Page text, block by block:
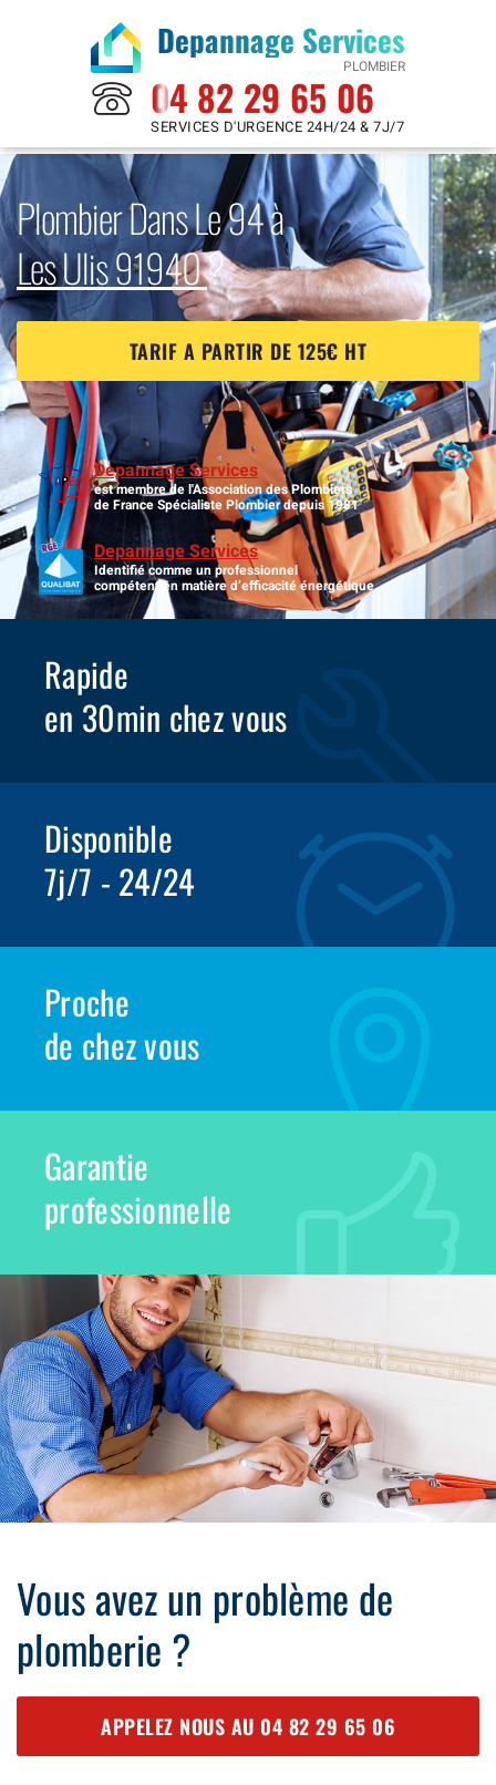
Depannage Services
PLOMBIER
04 82 29 65 06
SERVICES D'URGENCE 24H/24 & 7J/7
Plombier Dans Le 94 à
Les Ulis 91940?
TARIF A PARTIR DE 125€ HT
Depannage Services
est membre de l'Association des Plombiers
de France Spécialiste Plombier depuis 1981
Depannage Services
Identifié comme un professionnel
compétent en matière d’efficacité énergétique.
Rapide
en 30min chez vous
Disponible
7j/7 - 24/24
Proche
de chez vous
Garantie
professionnelle
Vous avez un problème de
plomberie ?
APPELEZ NOUS AU 04 82 29 65 06